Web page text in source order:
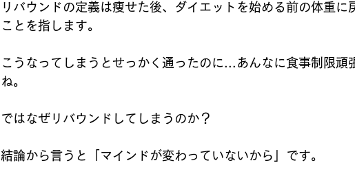
リバウンドの定義は痩せた後、ダイエットを始める前の体重に
ことを指します。
こうなってしまうとせっかく通ったのに...あんなに食事制限頑
ね。
ではなぜリバウンドしてしまうのか？
結論から言うと「マインドが変わっていないから」です。